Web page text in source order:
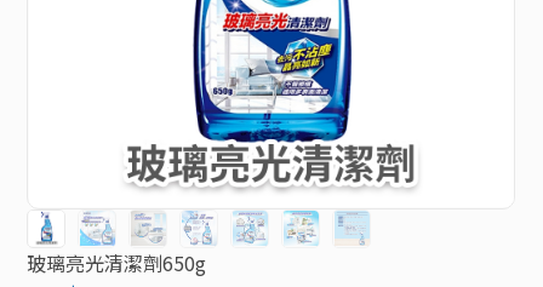
玻璃亮光清潔劑650g